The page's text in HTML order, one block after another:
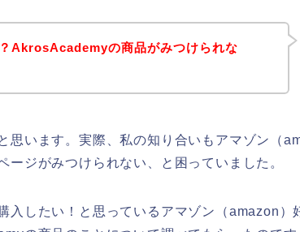
AkrosAcademyの商品がみつけられな
思います。実際、私の知り合いもアマゾン（
ジがみつけられない、と困っていました。
入したい！と思っているアマゾン（amazon）